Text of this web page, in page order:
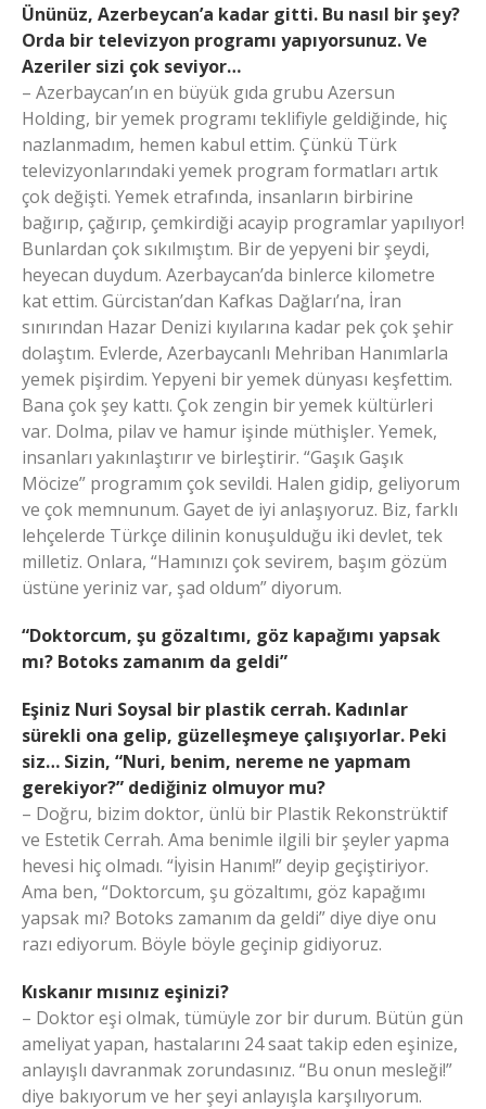
Ününüz, Azerbeycan’a kadar gitti. Bu nasıl bir şey?
Orda bir televizyon programı yapıyorsunuz. Ve
Azeriler sizi çok seviyor…
– Azerbaycan’ın en büyük gıda grubu Azersun
Holding, bir yemek programı teklifiyle geldiğinde, hiç
nazlanmadım, hemen kabul ettim. Çünkü Türk
televizyonlarındaki yemek program formatları artık
çok değişti. Yemek etrafında, insanların birbirine
bağırıp, çağırıp, çemkirdiği acayip programlar yapılıyor!
Bunlardan çok sıkılmıştım. Bir de yepyeni bir şeydi,
heyecan duydum. Azerbaycan’da binlerce kilometre
kat ettim. Gürcistan’dan Kafkas Dağları’na, İran
sınırından Hazar Denizi kıyılarına kadar pek çok şehir
dolaştım. Evlerde, Azerbaycanlı Mehriban Hanımlarla
yemek pişirdim. Yepyeni bir yemek dünyası keşfettim.
Bana çok şey kattı. Çok zengin bir yemek kültürleri
var. Dolma, pilav ve hamur işinde müthişler. Yemek,
insanları yakınlaştırır ve birleştirir. “Gaşık Gaşık
Möcize” programım çok sevildi. Halen gidip, geliyorum
ve çok memnunum. Gayet de iyi anlaşıyoruz. Biz, farklı
lehçelerde Türkçe dilinin konuşulduğu iki devlet, tek
milletiz. Onlara, “Hamınızı çok sevirem, başım gözüm
üstüne yeriniz var, şad oldum” diyorum.
“Doktorcum, şu gözaltımı, göz kapağımı yapsak
mı? Botoks zamanım da geldi”
Eşiniz Nuri Soysal bir plastik cerrah. Kadınlar
sürekli ona gelip, güzelleşmeye çalışıyorlar. Peki
siz… Sizin, “Nuri, benim, nereme ne yapmam
gerekiyor?” dediğiniz olmuyor mu?
– Doğru, bizim doktor, ünlü bir Plastik Rekonstrüktif
ve Estetik Cerrah. Ama benimle ilgili bir şeyler yapma
hevesi hiç olmadı. “İyisin Hanım!” deyip geçiştiriyor.
Ama ben, “Doktorcum, şu gözaltımı, göz kapağımı
yapsak mı? Botoks zamanım da geldi” diye diye onu
razı ediyorum. Böyle böyle geçinip gidiyoruz.
Kıskanır mısınız eşinizi?
– Doktor eşi olmak, tümüyle zor bir durum. Bütün gün
ameliyat yapan, hastalarını 24 saat takip eden eşinize,
anlayışlı davranmak zorundasınız. “Bu onun mesleği!”
diye bakıyorum ve her şeyi anlayışla karşılıyorum.